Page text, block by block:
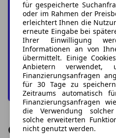
Jetzt Ihren
Zur
Günstige Opel
für gespeicherte
oder im Rahmen der
erleichtert Ihnen die
erneute Eingabe bei
Ihrer Einwilligung
Informationen an von
übermittelt. Einige
Anbietern
Finanzierungsanfragen
für 30 Tage zu
Zeitraums automatisch
Finanzierungsanfragen
die Verwendung solcher
solche erweiterten
nicht genutzt werden.